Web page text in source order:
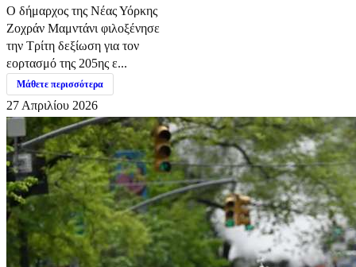
Ο δήμαρχος της Νέας Υόρκης
Ζοχράν Μαμντάνι φιλοξένησε
την Τρίτη δεξίωση για τον
εορτασμό της 205ης ε...
Μάθετε περισσότερα
27 Απριλίου 2026